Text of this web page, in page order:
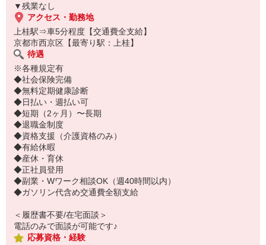
▼残業なし
アクセス・勤務地
上桂駅⇒車5分程度【交通費全支給】
京都市西京区【最寄り駅：上桂】
待遇
※各種規定有
◆社会保険完備
◆無料定期健康診断
◆日払い・週払い可
◆短期（2ヶ月）〜長期
◆退職金制度
◆資格支援（介護資格のみ）
◆有給休暇
◆産休・育休
◆正社員登用
◆副業・Wワーク相談OK（週40時間以内）
◆ガソリン代含め交通費全額支給
＜履歴書不要/在宅面談＞
電話のみで面談が可能です♪
応募資格・経験